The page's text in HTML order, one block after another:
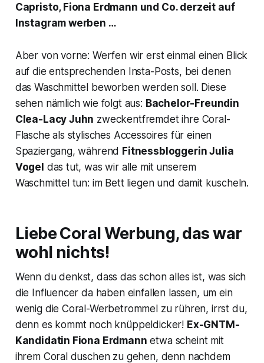
Capristo, Fiona Erdmann und Co. derzeit auf
Instagram werben …
Aber von vorne: Werfen wir erst einmal einen Blick
auf die entsprechenden Insta-Posts, bei denen
das Waschmittel beworben werden soll. Diese
sehen nämlich wie folgt aus: Bachelor-Freundin
Clea-Lacy Juhn zweckentfremdet ihre Coral-
Flasche als stylisches Accessoires für einen
Spaziergang, während Fitnessbloggerin Julia
Vogel das tut, was wir alle mit unserem
Waschmittel tun: im Bett liegen und damit kuscheln.
Liebe Coral Werbung, das war
wohl nichts!
Wenn du denkst, dass das schon alles ist, was sich
die Influencer da haben einfallen lassen, um ein
wenig die Coral-Werbetrommel zu rühren, irrst du,
denn es kommt noch knüppeldicker! Ex-GNTM-
Kandidatin Fiona Erdmann etwa scheint mit
ihrem Coral duschen zu gehen, denn nachdem